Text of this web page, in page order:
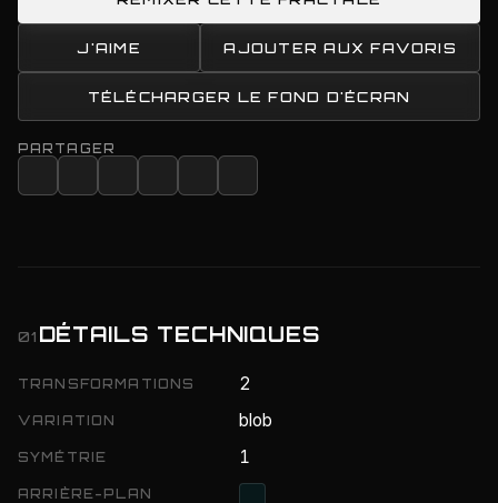
J'AIME AJOUTER AUX FAVORIS
TÉLÉCHARGER LE FOND D'ÉCRAN
PARTAGER
01 DÉTAILS TECHNIQUES
TRANSFORMATIONS 2
VARIATION blob
SYMÉTRIE 1
ARRIÈRE-PLAN